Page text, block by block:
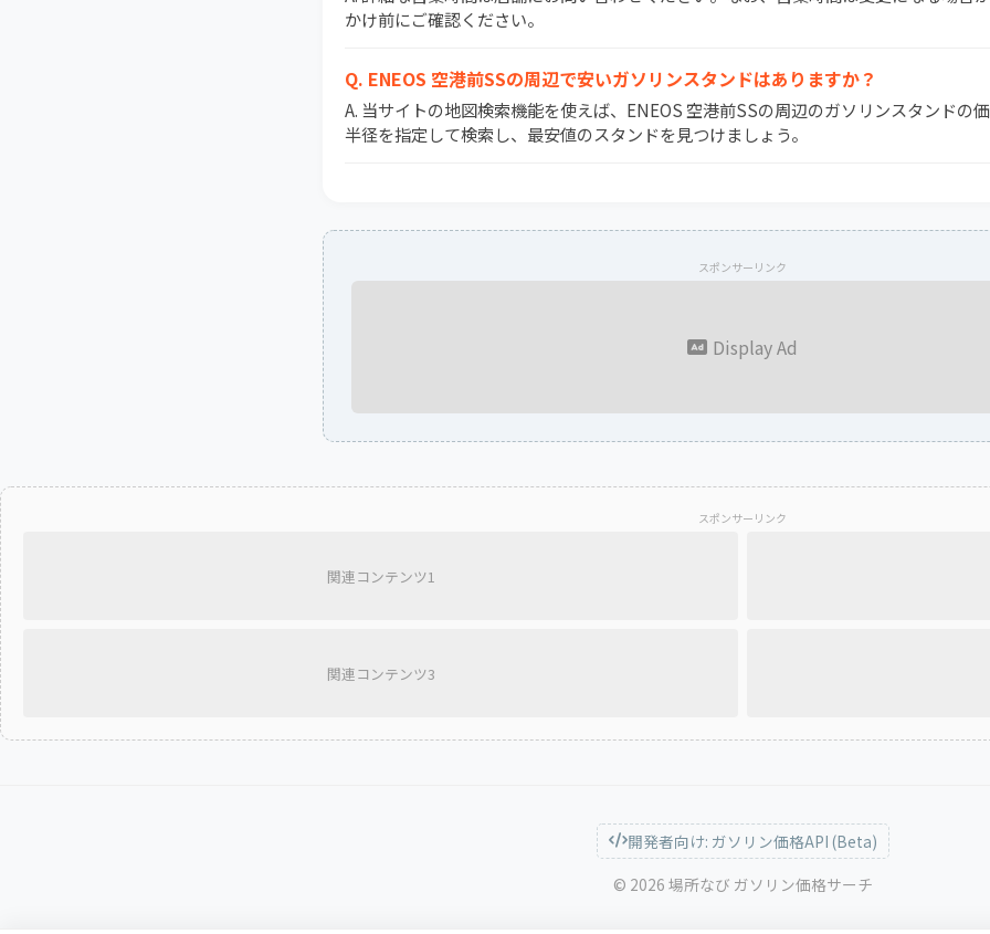
かけ前にご確認ください。
Q. ENEOS 空港前SSの周辺で安いガソリンスタンドはありますか？
A. 当サイトの地図検索機能を使えば、ENEOS 空港前SSの周辺のガソリンスタンドの価
半径を指定して検索し、最安値のスタンドを見つけましょう。
スポンサーリンク
Display Ad
スポンサーリンク
関連コンテンツ1
関連コンテンツ3
開発者向け: ガソリン価格API (Beta)
© 2026 場所なび ガソリン価格サーチ